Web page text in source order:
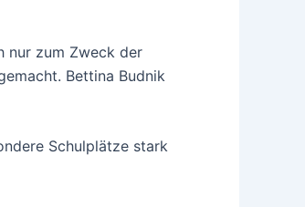
nur zum Zweck der
Bettina Budnik
Schulplätze stark